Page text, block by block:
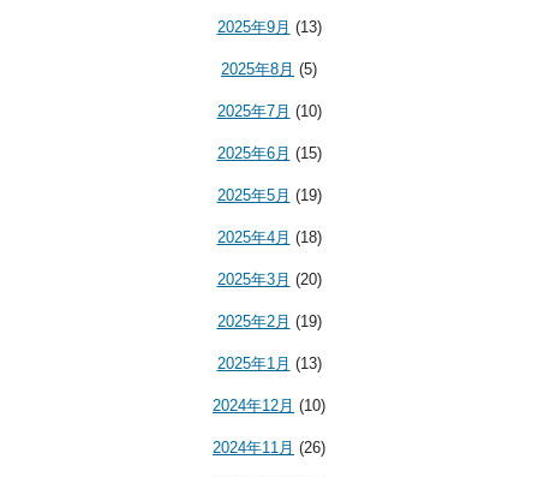
2025年9月 (13)
2025年8月 (5)
2025年7月 (10)
2025年6月 (15)
2025年5月 (19)
2025年4月 (18)
2025年3月 (20)
2025年2月 (19)
2025年1月 (13)
2024年12月 (10)
2024年11月 (26)